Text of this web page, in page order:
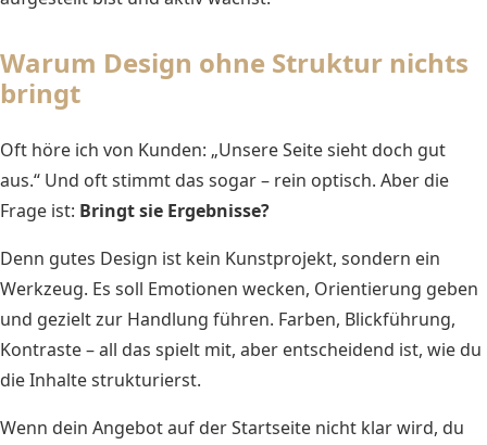
Warum Design ohne Struktur nichts
bringt
Oft höre ich von Kunden: „Unsere Seite sieht doch gut
aus.“ Und oft stimmt das sogar – rein optisch. Aber die
Frage ist: Bringt sie Ergebnisse?
Denn gutes Design ist kein Kunstprojekt, sondern ein
Werkzeug. Es soll Emotionen wecken, Orientierung geben
und gezielt zur Handlung führen. Farben, Blickführung,
Kontraste – all das spielt mit, aber entscheidend ist, wie du
die Inhalte strukturierst.
Wenn dein Angebot auf der Startseite nicht klar wird, du